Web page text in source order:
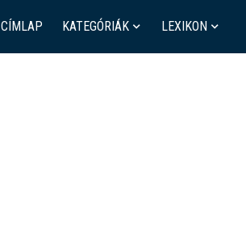
CÍMLAP KATEGÓRIÁK LEXIKON